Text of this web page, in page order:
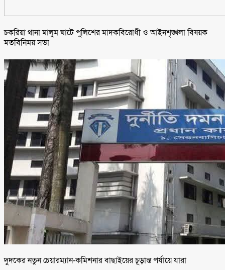
চকরিয়া থানা মালুম ঘাটে পুলিশের মাদকবিরোধী ও আইনশৃঙ্খলা বিষয়ক
মতবিনিময় সভা
দুদকের নতুন চেয়ারম্যান-কমিশনার বাছাইয়ের চূড়ান্ত পর্যায়ে যারা